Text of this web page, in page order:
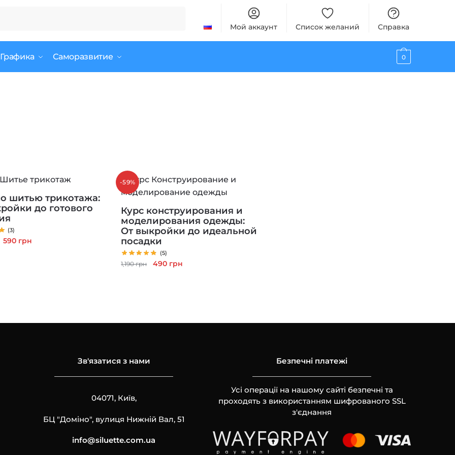
Мой аккаунт Список желаний Справка
Саморазвитие 0
шитью трикотажа:
до готового
(3)
Первоначальная
590 грнТекущая
-59%
Курс конструирования и
моделирования одежды:
От выкройки до идеальной
посадки
(5)
1,190грн
Первоначальная
490 грн
Зв'язатися з нами
04071, Київ,
БЦ "Доміно", вулиця Нижній Вал, 51
info@siluette.com.ua
Безпечні платежі
Усі операції на нашому сайті безпечні та
проходять з використанням шифрованого SSL
з'єднання